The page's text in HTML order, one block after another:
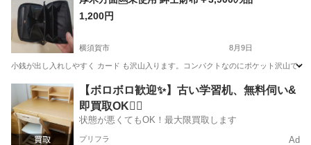
ケース
1,200円
横須賀市 8月9日
小銭が出し入れしやすく カード も沢山入ります。コンパクトなのにポケット沢山で小
神奈川 横須賀市 その他 神奈川 厚木市 その他
カード
【ボロボロ歓迎✨】古い学習机、無料伺い&
即買取OK🙆‍♀️
状態が悪くてもOK！最大限買取します
プリフラ Ad